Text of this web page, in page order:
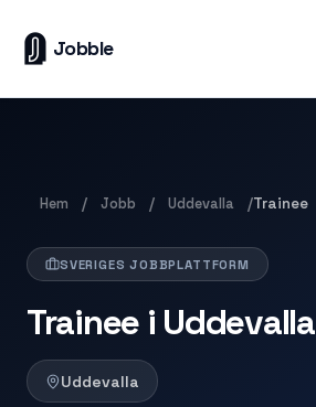
Jobble
Hem / Jobb / Uddevalla /Trainee
SVERIGES JOBBPLATTFORM
Trainee i Uddevalla
Uddevalla